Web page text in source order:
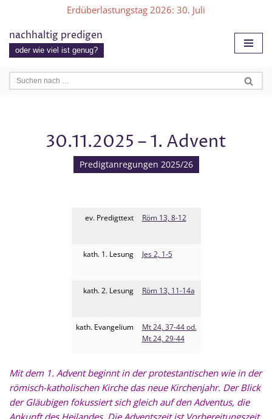
Zum
Inhalt
Erdüberlastungstag 2026: 30. Juli
nachhaltig predigen
oder wie viel ist genug?
30.11.2025 – 1. Advent
Predigtanregungen 2025/26
ev. Predigttext
kath. 1. Lesung
kath. 2. Lesung
kath. Evangelium
Röm 13, 8-12
Jes 2, 1-5
Röm 13, 11-14a
Mt 24, 37-44 od.
Mt 24, 29-44
Mit dem 1. Advent beginnt in der protestantischen wie in der
römisch-katholischen Kirche das neue Kirchenjahr. Der Blick
der Gläubigen fokussiert sich gleich auf den Adventus, die
Ankunft des Heilandes. Die Adventszeit ist Vorbereitungszeit